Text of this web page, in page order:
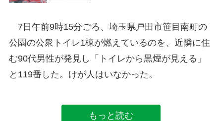
7日午前9時15分ごろ、埼玉県戸田市笹目南町の
公園の公衆トイレ1棟が燃えているのを、近隣に住
む90代男性が発見し「トイレから黒煙が見える」
と119番した。けが人はいなかった。
もっと読む